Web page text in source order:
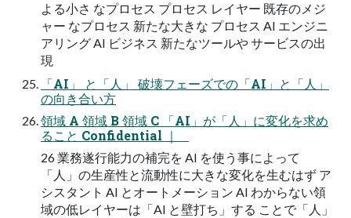
よる⼩さ なプロセス プロセス レイヤー 既存のメジ
ャー なプロセス 新たな⼤きな プロセス AI エンジニ
アリング AI ビジネス 新たなツールや サービスの出
現
「AI」 と「⼈」 破壊フェーズでの「AI」と「⼈」
の向き合い⽅
領域 A 領域 B 領域 C 「AI」が「⼈」に変化を求め
ること Confidential ｜
26 業務遂⾏能⼒の補完を AI を使う事によって
「⼈」の⽣産性と流動性に⼤きな変化を⽣むはず ア
シスタント AI とオートメーション AI わからない領
域の低レイヤーは「AI と壁打ち」する ことで「⼈」